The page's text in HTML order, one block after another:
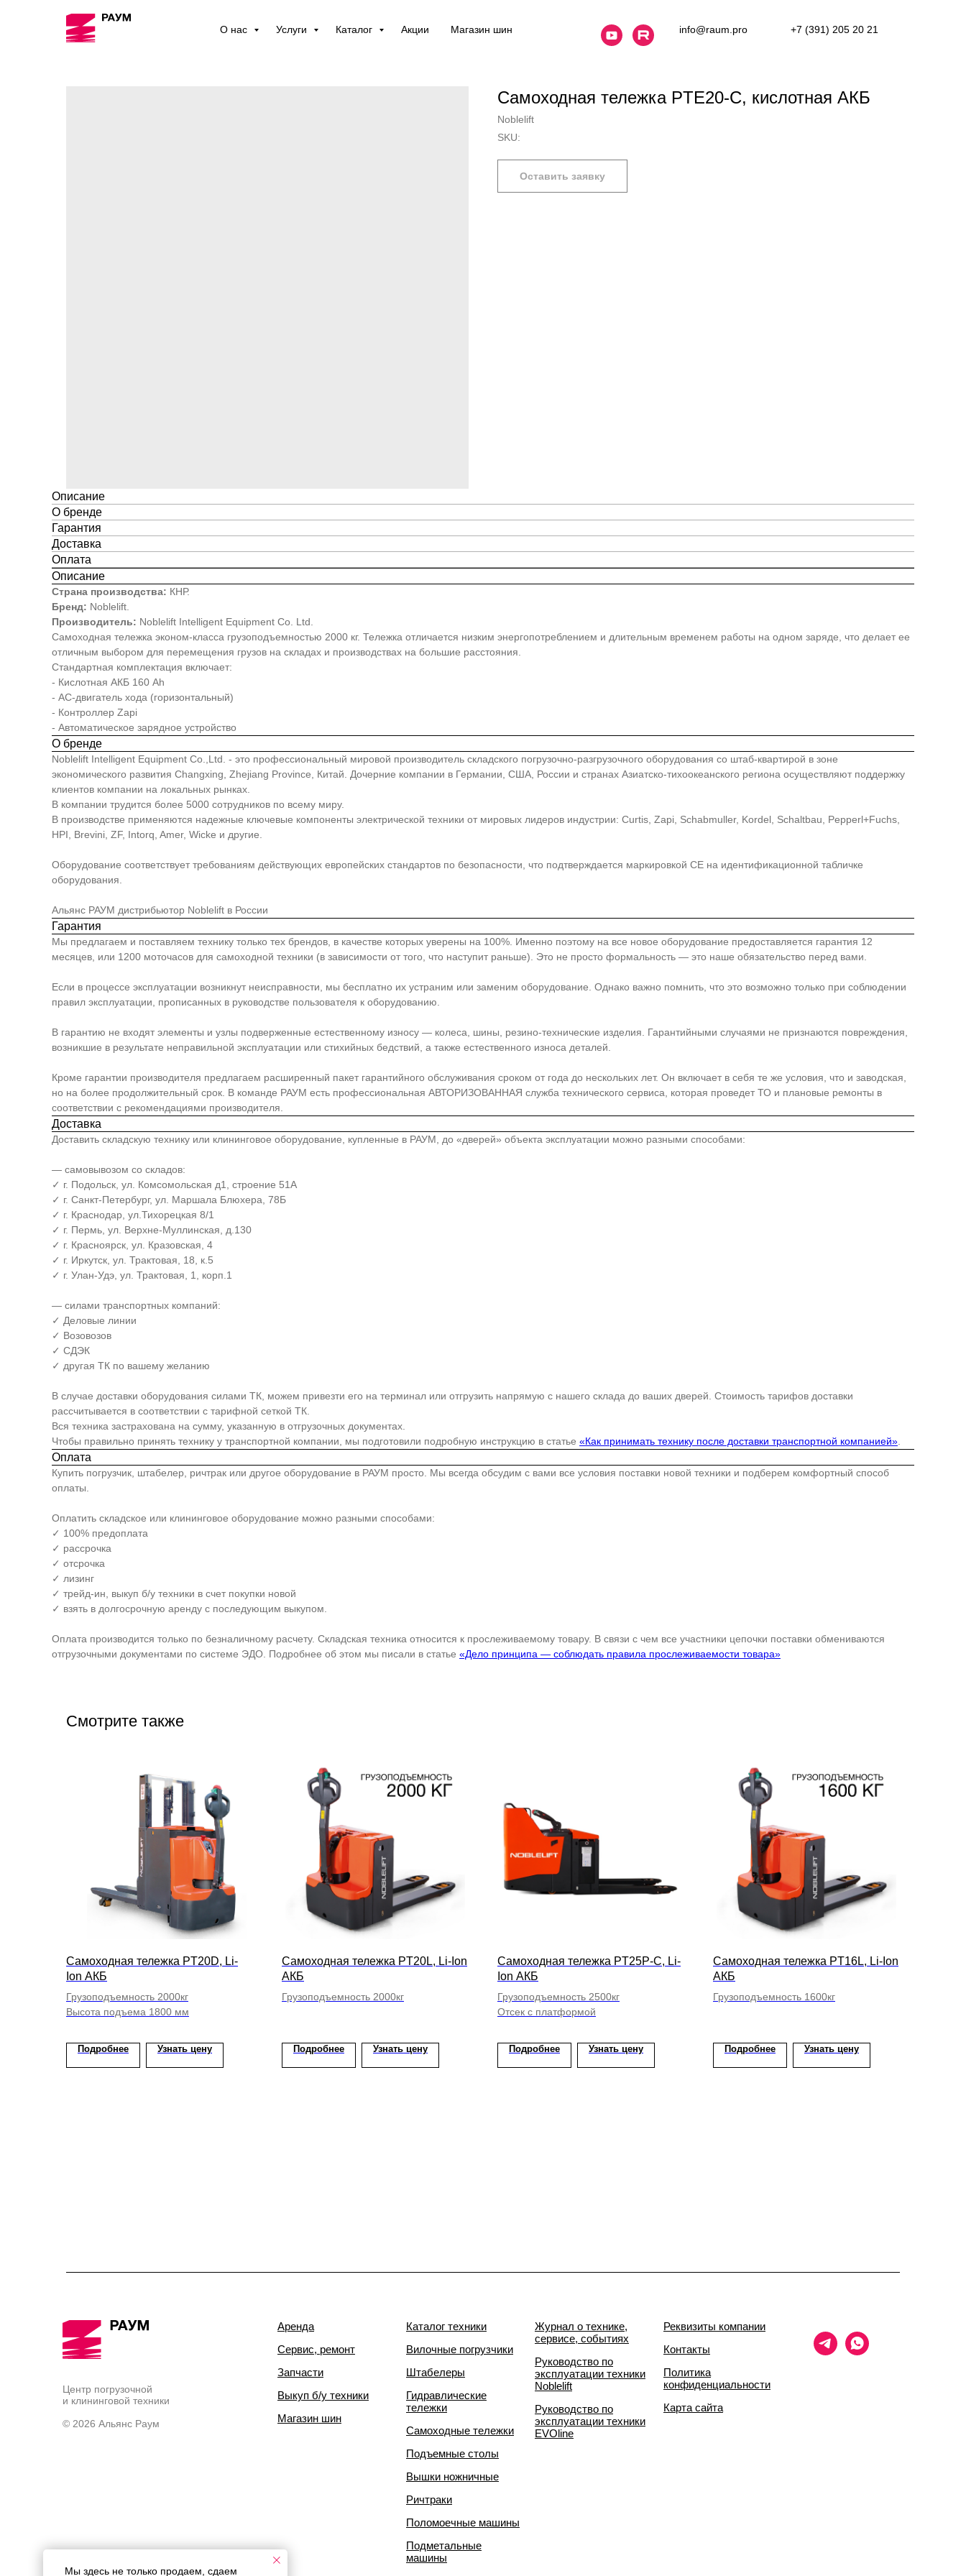
О нас Услуги Каталог Акции Магазин шин info@raum.pro +7 (391) 205 20 21
Самоходная тележка PTE20-C, кислотная АКБ
Noblelift
SKU:
Оставить заявку
Описание
О бренде
Гарантия
Доставка
Оплата
Описание
Страна производства: КНР.
Бренд: Noblelift.
Производитель: Noblelift Intelligent Equipment Co. Ltd.
Самоходная тележка эконом-класса грузоподъемностью 2000 кг. Тележка отличается низким энергопотреблением и длительным временем работы на одном заряде, что делает ее
отличным выбором для перемещения грузов на складах и производствах на большие расстояния.
Cтандартная комплектация включает:
- Кислотная АКБ 160 Ah
- АС-двигатель хода (горизонтальный)
- Контроллер Zapi
- Автоматическое зарядное устройство
О бренде
Noblelift Intelligent Equipment Co.,Ltd. - это профессиональный мировой производитель складского погрузочно-разгрузочного оборудования со штаб-квартирой в зоне
экономического развития Changxing, Zhejiang Province, Китай. Дочерние компании в Германии, США, России и странах Азиатско-тихоокеанского региона осуществляют поддержку
клиентов компании на локальных рынках.
В компании трудится более 5000 сотрудников по всему миру.
В производстве применяются надежные ключевые компоненты электрической техники от мировых лидеров индустрии: Curtis, Zapi, Schabmuller, Kordel, Schaltbau, Pepperl+Fuchs,
HPI, Brevini, ZF, Intorq, Amer, Wicke и другие.
Оборудование соответствует требованиям действующих европейских стандартов по безопасности, что подтверждается маркировкой СЕ на идентификационной табличке
оборудования.
Альянс РАУМ дистрибьютор Noblelift в России
Гарантия
Мы предлагаем и поставляем технику только тех брендов, в качестве которых уверены на 100%. Именно поэтому на все новое оборудование предоставляется гарантия 12
месяцев, или 1200 моточасов для самоходной техники (в зависимости от того, что наступит раньше). Это не просто формальность — это наше обязательство перед вами.
Если в процессе эксплуатации возникнут неисправности, мы бесплатно их устраним или заменим оборудование. Однако важно помнить, что это возможно только при соблюдении
правил эксплуатации, прописанных в руководстве пользователя к оборудованию.
В гарантию не входят элементы и узлы подверженные естественному износу — колеса, шины, резино-технические изделия. Гарантийными случаями не признаются повреждения,
возникшие в результате неправильной эксплуатации или стихийных бедствий, а также естественного износа деталей.
Кроме гарантии производителя предлагаем расширенный пакет гарантийного обслуживания сроком от года до нескольких лет. Он включает в себя те же условия, что и заводская,
но на более продолжительный срок. В команде РАУМ есть профессиональная АВТОРИЗОВАННАЯ служба технического сервиса, которая проведет ТО и плановые ремонты в
соответствии с рекомендациями производителя.
Доставка
Доставить складскую технику или клининговое оборудование, купленные в РАУМ, до «дверей» объекта эксплуатации можно разными способами:
— самовывозом со складов:
✓ г. Подольск, ул. Комсомольская д1, строение 51А
✓ г. Санкт-Петербург, ул. Маршала Блюхера, 78Б
✓ г. Краснодар, ул.Тихорецкая 8/1
✓ г. Пермь, ул. Верхне-Муллинская, д.130
✓ г. Красноярск, ул. Кразовская, 4
✓ г. Иркутск, ул. Трактовая, 18, к.5
✓ г. Улан-Удэ, ул. Трактовая, 1, корп.1
— силами транспортных компаний:
✓ Деловые линии
✓ Возовозов
✓ СДЭК
✓ другая ТК по вашему желанию
В случае доставки оборудования силами ТК, можем привезти его на терминал или отгрузить напрямую с нашего склада до ваших дверей. Стоимость тарифов доставки
рассчитывается в соответствии с тарифной сеткой ТК.
Вся техника застрахована на сумму, указанную в отгрузочных документах.
Чтобы правильно принять технику у транспортной компании, мы подготовили подробную инструкцию в статье «Как принимать технику после доставки транспортной компанией»
Оплата
Купить погрузчик, штабелер, ричтрак или другое оборудование в РАУМ просто. Мы всегда обсудим с вами все условия поставки новой техники и подберем комфортный способ
оплаты.
Оплатить складское или клининговое оборудование можно разными способами:
✓ 100% предоплата
✓ рассрочка
✓ отсрочка
✓ лизинг
✓ трейд-ин, выкуп б/у техники в счет покупки новой
✓ взять в долгосрочную аренду с последующим выкупом.
Оплата производится только по безналичному расчету. Складская техника относится к прослеживаемому товару. В связи с чем все участники цепочки поставки обмениваются
отгрузочными документами по системе ЭДО. Подробнее об этом мы писали в статье «Дело принципа — соблюдать правила прослеживаемости товара»
Смотрите также
Самоходная тележка PT20D, Li-
Ion АКБ
Грузоподъемность 2000кг
Высота подъема 1800 мм
Подробнее Узнать цену
Самоходная тележка PT20L, Li-Ion
АКБ
Грузоподъемность 2000кг
Подробнее Узнать цену
Самоходная тележка PT25P-C, Li-
Ion АКБ
Грузоподъемность 2500кг
Отсек с платформой
Подробнее Узнать цену
Самоходная тележка PT16L, Li-Ion
АКБ
Грузоподъемность 1600кг
Подробнее Узнать цену
Центр погрузочной
и клининговой техники
© 2026 Альянс Раум
Аренда
Сервис, ремонт
Запчасти
Выкуп б/у техники
Магазин шин
Каталог техники
Вилочные погрузчики
Штабелеры
Гидравлические
тележки
Самоходные тележки
Подъемные столы
Вышки ножничные
Ричтраки
Поломоечные машины
Подметальные
машины
Журнал о технике,
сервисе, событиях
Руководство по
эксплуатации техники
Noblelift
Руководство по
эксплуатации техники
EVOline
Реквизиты компании
Контакты
Политика
конфиденциальности
Карта сайта
Мы здесь не только продаем, сдаем